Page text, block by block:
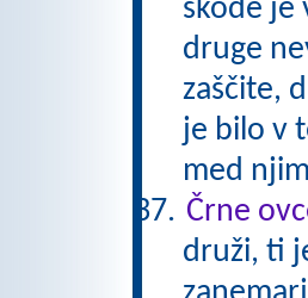
škode je
druge
zaščite,
je bilo v
med
Črne
druži, ti